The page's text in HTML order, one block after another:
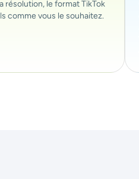
résolution, le format TikTok
comme vous le souhaitez.